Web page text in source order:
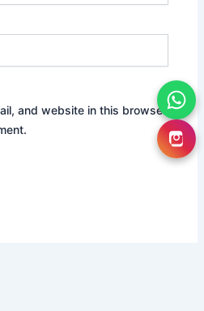
and website in this browser